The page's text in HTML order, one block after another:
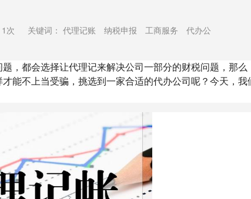
1次 关键词： 代理记账 纳税申报 工商服务 代办公
，都会选择让代理记来解决公司一部分的财税问题，那么
能不上当受骗，挑选到一家合适的代办公司呢？今天，我